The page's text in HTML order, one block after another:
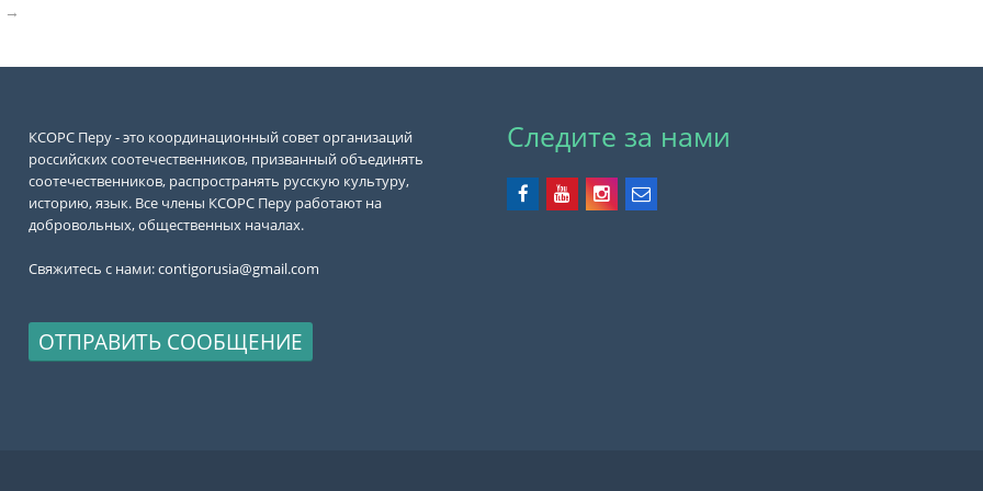
→
КСОРС Перу - это координационный совет организаций
российских соотечественников, призванный объединять
соотечественников, распространять русскую культуру,
историю, язык. Все члены КСОРС Перу работают на
добровольных, общественных началах.
Свяжитесь с нами:contigorusia@gmail.com
ОТПРАВИТЬ СООБЩЕНИЕ
Следите за нами